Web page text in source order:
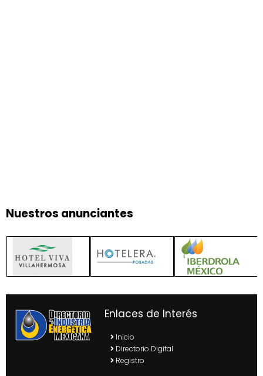
Nuestros anunciantes
Enlaces de Interés
Inicio
Directorio Digital
Registro